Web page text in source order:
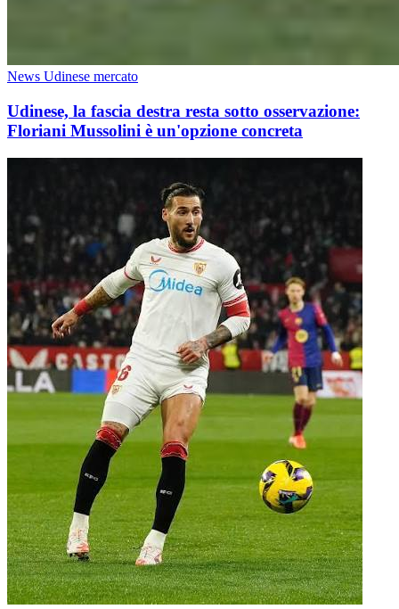
News Udinese mercato
Udinese, la fascia destra resta sotto osservazione:
Floriani Mussolini è un'opzione concreta